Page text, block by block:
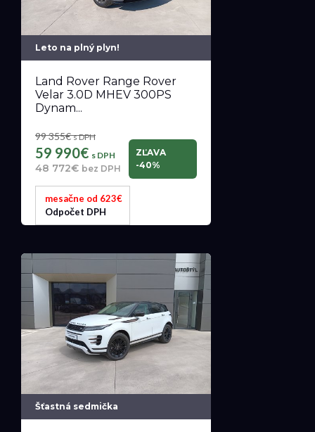
Leto na plný plyn!
Land Rover Range Rover
Velar 3.0D MHEV 300PS
Dynam...
99 355€s DPH
59 990€ s DPH
48 772€ bez DPH
ZĽAVA
-40%
mesačne od 623€
Odpočet DPH
Šťastná sedmička